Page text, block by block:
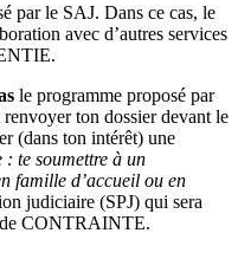
par le SAJ. Dans ce cas, le
avec d’autres services
le programme proposé par
ton dossier devant le
(dans ton intérêt) une
: te soumettre à un
famille d’accueil ou en
judiciaire (SPJ) qui sera
CONTRAINTE.